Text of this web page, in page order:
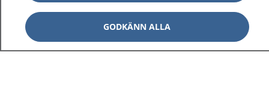
Inställningar för kakor
GODKÄNN ALLA